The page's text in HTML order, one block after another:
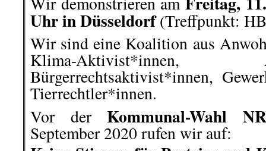
Schienenabindungen)!
Tönnies und Co. dicht
der Tierindustrie! Die
Konsorten sind nicht auf
vertretbare und nachhaltige
gilt für Aufzucht- und
Schluss mit Preis- und
Lebensmittel-Produktion.